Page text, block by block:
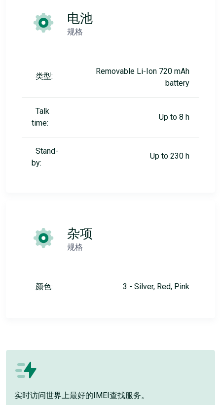
电池
规格
类型:
Removable Li-Ion 720 mAh
battery
Talk
time:
Up to 8 h
Stand-
by:
Up to 230 h
杂项
规格
颜色: 3 - Silver, Red, Pink
实时访问世界上最好的IMEI查找服务。